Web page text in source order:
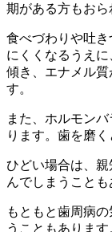
期がある方もおら
食べづわりや吐
にくくなるうえ
傾き、エナメル
す。
また、ホルモン
ります。歯を磨
ひどい場合は、
んでしまうことも
もともと歯周病
うこともあります